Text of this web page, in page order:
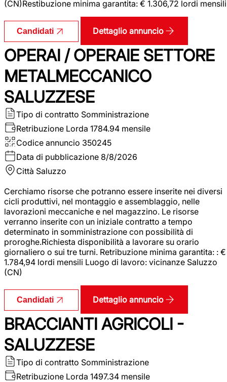
(CN)Restibuzione minima garantita: € 1.306,72 lordi mensili
Candidati Dettaglio annuncio
OPERAI / OPERAIE SETTORE
METALMECCANICO
SALUZZESE
Tipo di contratto Somministrazione
Retribuzione Lorda 1784.94 mensile
Codice annuncio 350245
Data di pubblicazione 8/8/2026
Città Saluzzo
Cerchiamo risorse che potranno essere inserite nei diversi
cicli produttivi, nel montaggio e assemblaggio, nelle
lavorazioni meccaniche e nel magazzino. Le risorse
verranno inserite con un iniziale contratto a tempo
determinato in somministrazione con possibilità di
proroghe.Richiesta disponibilità a lavorare su orario
giornaliero o sui tre turni. Retribuzione minima garantita: : €
1.784,94 lordi mensili Luogo di lavoro: vicinanze Saluzzo
(CN)
Candidati Dettaglio annuncio
BRACCIANTI AGRICOLI -
SALUZZESE
Tipo di contratto Somministrazione
Retribuzione Lorda 1497.34 mensile